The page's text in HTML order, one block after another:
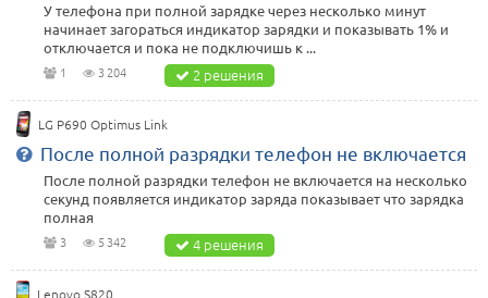
У телефона при полной зарядке через несколько минут
начинает загораться индикатор зарядки и показывать 1% и
отключается и пока не подключишь к ...
1 3 204 2 решения
LG P690 Optimus Link
После полной разрядки телефон не включается
После полной разрядки телефон не включается на несколько
секунд появляется индикатор заряда показывает что зарядка
полная
3 5 342 4 решения
Lenovo S820